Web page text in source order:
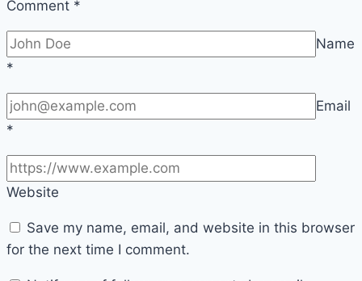
Comment *
Name
*
Email
*
Website
Save my name, email, and website in this browser
for the next time I comment.